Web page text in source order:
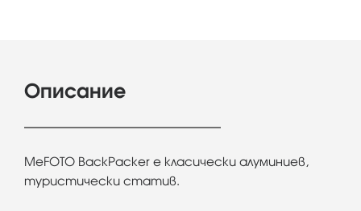
Описание
MeFOTO BackPacker е класически алуминиев,
туристически статив.